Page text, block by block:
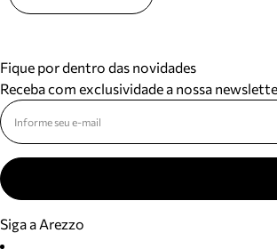
Fique por dentro das novidades
Receba com exclusividade a nossa
Siga a Arezzo